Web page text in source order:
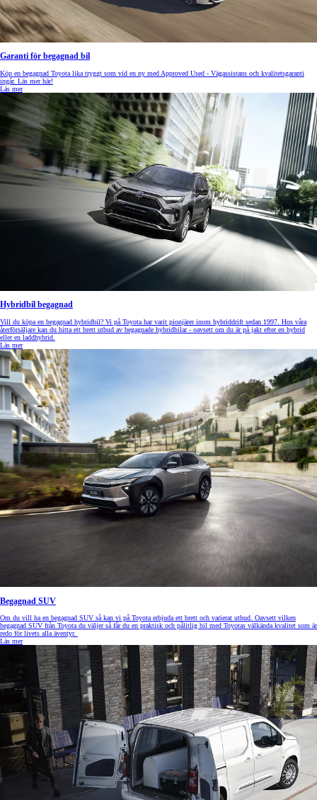
Garanti för begagnad bil
Köp en begagnad Toyota lika tryggt som vid en ny med Approved Used - Vägassistans och kvalitetsgaranti
ingår. Läs mer här!
Läs mer
Hybridbil begagnad
Vill du köpa en begagnad hybridbil? Vi på Toyota har varit pionjärer inom hybriddrift sedan 1997. Hos våra
återförsäljare kan du hitta ett brett utbud av begagnade hybridbilar - oavsett om du är på jakt efter en hybrid
eller en laddhybrid.
Läs mer
Begagnad SUV
Om du vill ha en begagnad SUV så kan vi på Toyota erbjuda ett brett och varierat utbud. Oavsett vilken
begagnad SUV från Toyota du väljer så får du en praktisk och pålitlig bil med Toyotas välkända kvalitet som är
redo för livets alla äventyr.
Läs mer